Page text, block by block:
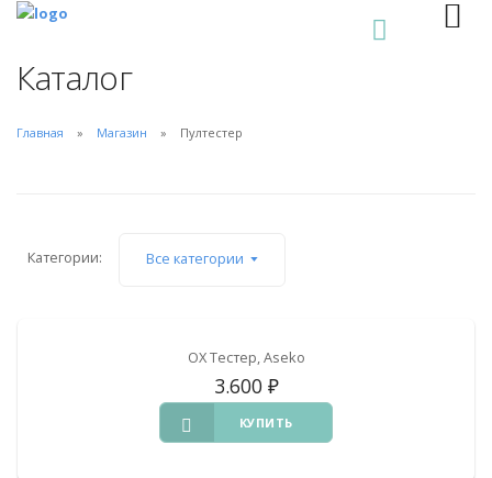
Каталог
Главная Магазин Пултестер
Категории: Все категории
OX Тестер, Aseko
3.600 ₽
КУПИТЬ